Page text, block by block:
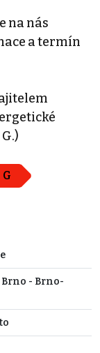
na nás
a termín
G
- Brno-